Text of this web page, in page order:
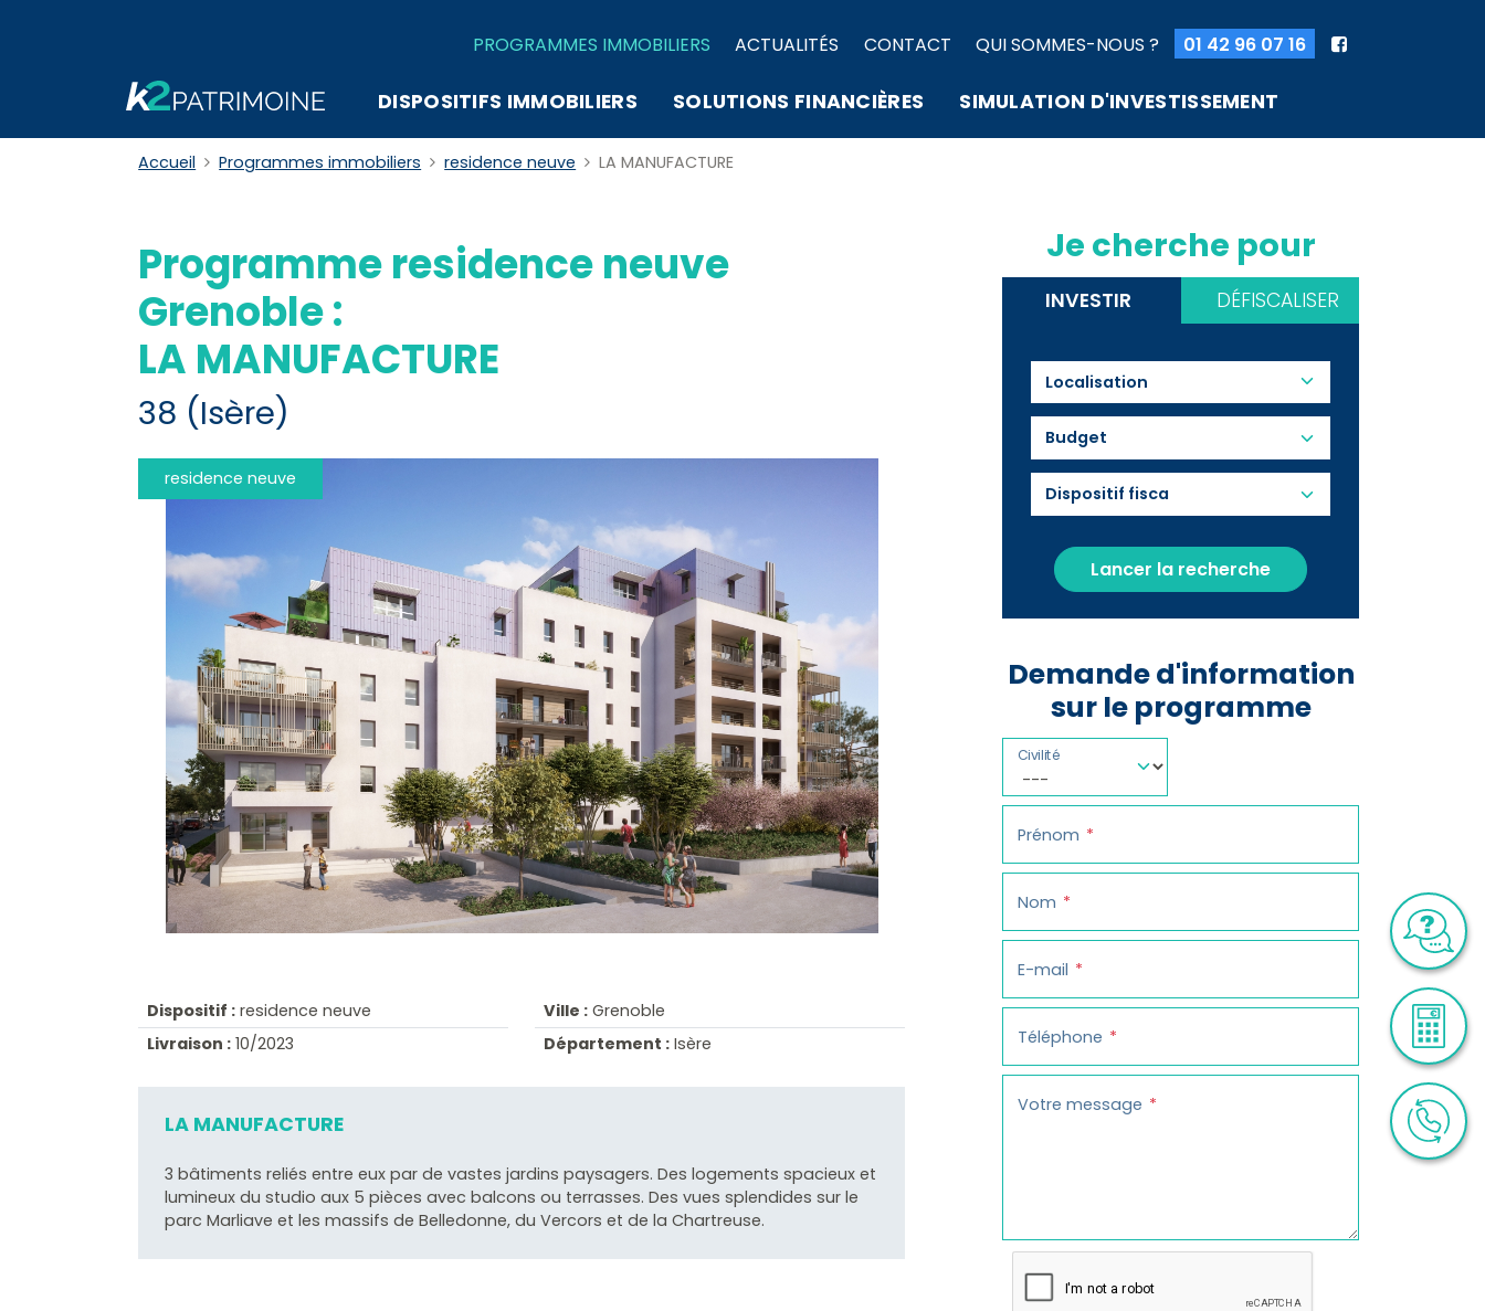
PROGRAMMES IMMOBILIERS ACTUALITÉS CONTACT QUI SOMMES-NOUS ? 01 42 96 07 16
DISPOSITIFS IMMOBILIERS SOLUTIONS FINANCIÈRES SIMULATION D'INVESTISSEMENT
Accueil Programmes immobiliers residence neuve LA MANUFACTURE
Programme residence neuve
Grenoble :
LA MANUFACTURE
38 (Isère)
residence neuve
Dispositif : residence neuve
Livraison : 10/2023
Ville : Grenoble
Département : Isère
LA MANUFACTURE
3 bâtiments reliés entre eux par de vastes jardins paysagers. Des logements spacieux et
lumineux du studio aux 5 pièces avec balcons ou terrasses. Des vues splendides sur le
parc Marliave et les massifs de Belledonne, du Vercors et de la Chartreuse.
Je cherche pour
INVESTIR DÉFISCALISER
Budget
Lancer la recherche
Demande d'information
sur le programme
Civilité
Prénom
Nom
E-mail
Téléphone
Votre message